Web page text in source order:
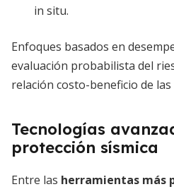
in situ.
Enfoques basados en
evaluación probabilista del
relación costo-beneficio de las
Tecnologías
protección sísmica
Entre las herramientas más